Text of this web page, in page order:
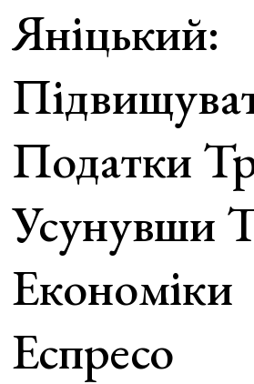
Яніцький:
Податки
Усунувши
Економіки
Еспресо